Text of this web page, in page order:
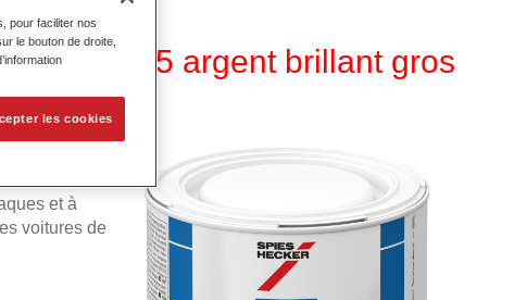
WT 355 argent brillant gros
la
et à
voitures de
pour faciliter nos
le bouton de droite,
les cookies